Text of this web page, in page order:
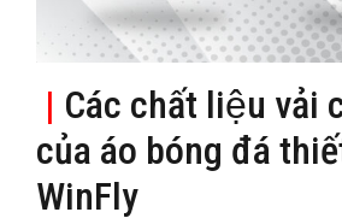
| Các chất liệu vải
của áo bóng đá
WinFly